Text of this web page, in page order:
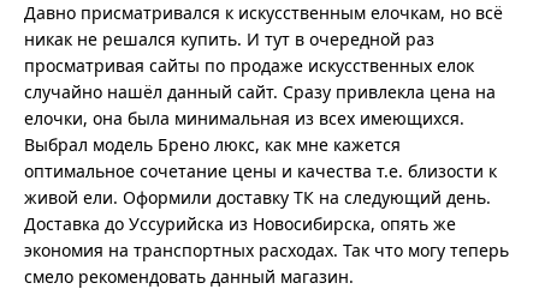
Давно присматривался к искусственным елочкам, но всё
никак не решался купить. И тут в очередной раз
просматривая сайты по продаже искусственных елок
случайно нашёл данный сайт. Сразу привлекла цена на
елочки, она была минимальная из всех имеющихся.
Выбрал модель Брено люкс, как мне кажется
оптимальное сочетание цены и качества т.е. близости к
живой ели. Оформили доставку ТК на следующий день.
Доставка до Уссурийска из Новосибирска, опять же
экономия на транспортных расходах. Так что могу теперь
смело рекомендовать данный магазин.